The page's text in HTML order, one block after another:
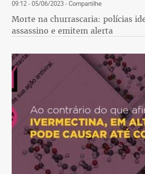
09:12 - 05/06/2023- Compartilhe
Morte na churrascaria: polícias
assassino e emitem alerta